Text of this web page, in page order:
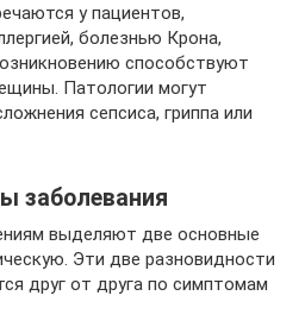
у пациентов,
болезнью Крона,
способствуют
Патологии могут
сепсиса, гриппа или
заболевания
выделяют две основные
Эти две разновидности
друг от друга по симптомам